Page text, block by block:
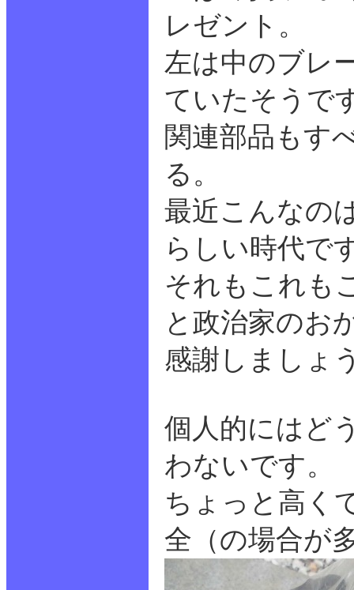
レゼント。
左は中のブレ
ていたそうで
関連部品もす
る。
最近こんなの
らしい時代で
それもこれも
と政治家のお
感謝しましょ
個人的にはど
わないです。
ちょっと高く
全（の場合が